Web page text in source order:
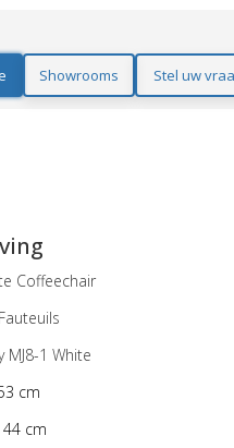
Showrooms Stel uw
Coffeechair
Fauteuils
MJ8-1 White
cm
44 cm